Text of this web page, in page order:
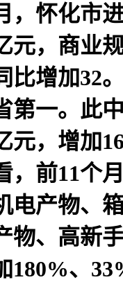
，怀化市
元，商业
比增加32
第一。此
元，增加
，前11个
电产物、
物、高新手
180%、